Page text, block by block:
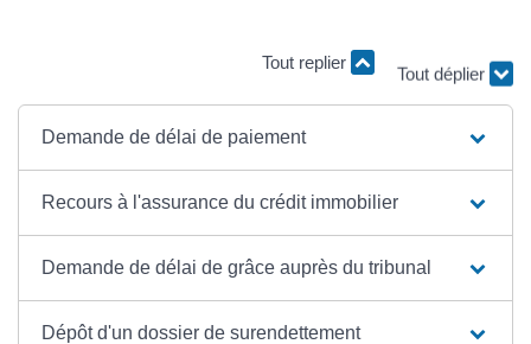
Tout replier
Tout déplier
Demande de délai de paiement
Recours à l'assurance du crédit immobilier
Demande de délai de grâce auprès du tribunal
Dépôt d'un dossier de surendettement